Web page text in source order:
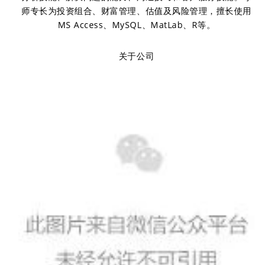
师专长为投资组合、财富管理、估值及风险管理，擅长使用
MS Access、MySQL、MatLab、R等。
关于公司